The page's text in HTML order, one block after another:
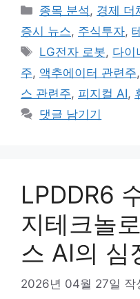
카
테
리
종목 분석, 경제 더
증시 뉴스, 주식투자,
태
그
LG전자 로봇, 다이
주, 액추에이터 관련주,
스 관련주, 피지컬 AI,
댓글 남기기
LPDDR6
지테크놀
스 AI의 심
2026년 04월 27일 작